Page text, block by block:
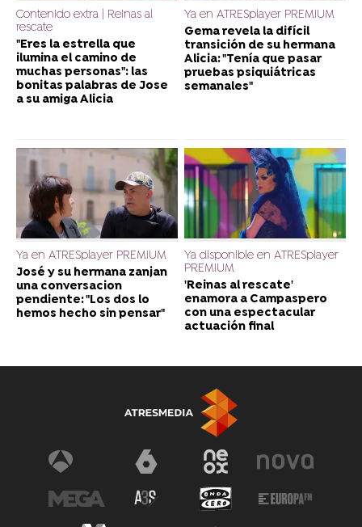
Contenido extra | Reinas al
rescate
"Eres la estrella que
ilumina el camino de
muchas personas": las
bonitas palabras de Jose
a su amiga Alicia
Ya en ATRESplayer PREMIUM
Gema revela la difícil
transición de su hermana
Alicia: "Tenía que pasar
pruebas psiquiátricas
semanales"
Ya en ATRESplayer PREMIUM
José y su hermana zanjan
una conversacion
pendiente: "Los dos lo
hemos hecho sin pensar"
Ya disponible en ATRESplayer
PREMIUM
'Reinas al rescate'
enamora a Campaspero
con una espectacular
actuación final